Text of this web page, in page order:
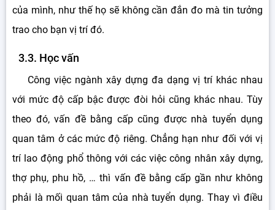
của mình, như thế họ sẽ không cần đắn đo mà tin tưởng
trao cho bạn vị trí đó.
3.3. Học vấn
Công việc ngành xây dựng đa dạng vị trí khác nhau
với mức độ cấp bậc được đòi hỏi cũng khác nhau. Tùy
theo đó, vấn đề bằng cấp cũng được nhà tuyển dụng
quan tâm ở các mức độ riêng. Chẳng hạn như đối với vị
trí lao động phổ thông với các việc công nhân xây dựng,
thợ phụ, phu hồ, … thì vấn đề bằng cấp gần như không
phải là mối quan tâm của nhà tuyển dụng. Thay vì điều